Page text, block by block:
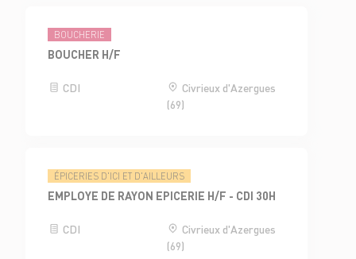
BOUCHERIE
BOUCHER H/F
CDI
Civrieux d'Azergues
(69)
ÉPICERIES D'ICI ET D'AILLEURS
EMPLOYE DE RAYON EPICERIE H/F - CDI 30H
CDI
Civrieux d'Azergues
(69)